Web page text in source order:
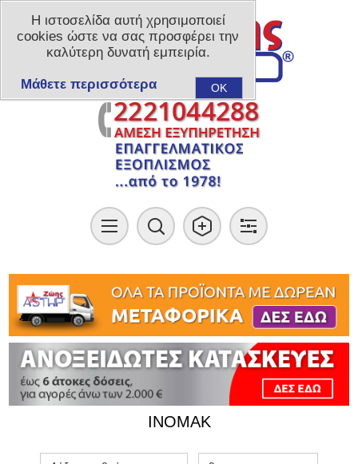
INOMAK
Η ιστοσελίδα αυτή χρησιμοποιεί
cookies ώστε να σας προσφέρει την
καλύτερη δυνατή εμπειρία.
OK
Μάθετε περισσότερα